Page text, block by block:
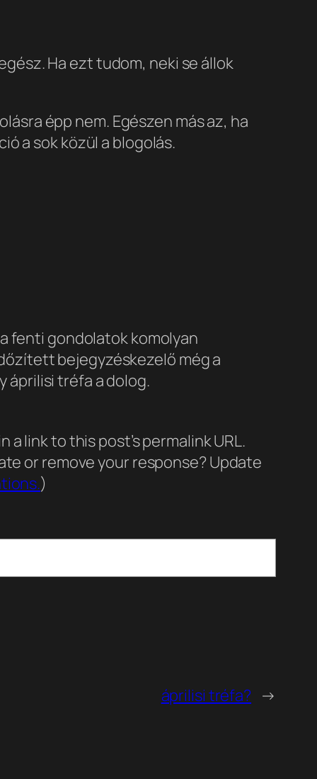
Ha ezt tudom, neki se állok
épp nem. Egészen más az, ha
a sok közül a blogolás.
fenti gondolatok komolyan
bejegyzéskezelő még a
áprilisi tréfa a dolog.
link to this post’s permalink URL.
or remove your response? Update
)
áprilisi tréfa? →